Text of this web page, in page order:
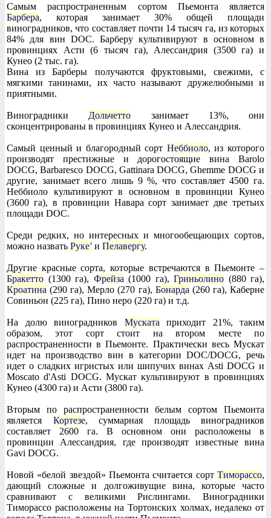
Самым распространенным сортом Пьемонта является
Барбера, которая занимает 30% общей площади
виноградников, что составляет почти 14 тысяч га, из которых
84% для вин DOC. Барберу культивируют в основном в
провинциях Асти (6 тысяч га), Алессандрия (3500 га) и
Кунео (2 тыс. га).
Вина из Барберы получаются фруктовыми, свежими, с
мягкими танинами, их часто называют дружелюбными и
приятными.
Виноградники Дольчетто занимает 13%, они
сконцентрированы в провинциях Кунео и Алессандрия.
Самый ценный и благородный сорт Неббиоло, из которого
производят престижные и дорогостоящие вина Barolo
DOCG, Barbaresco DOCG, Gattinara DOCG, Ghemme DOCG и
другие, занимает всего лишь 9 %, что составляет 4500 га.
Неббиоло культивируют в основном в провинции Кунео
(3600 га), в провинции Навара сорт занимает две третьих
площади DOC.
Среди редких, но интересных и многообещающих сортов,
можно назвать Руке’ и Пелавергу.
Другие красные сорта, которые встречаются в Пьемонте –
Бракетто (1300 га), Фрейза (1000 га), Гриньолино (880 га),
Кроатина (290 га), Мерло (270 га), Бонарда (260 га), Каберне
Совиньон (225 га), Пино неро (220 га) и т.д.
На долю виноградников Муската приходит 21%, таким
образом, этот сорт стоит на втором месте по
распространенности в Пьемонте. Практически весь Мускат
идет на производство вин в категории DOC/DOCG, речь
идет о сладких игристых или шипучих винах Asti DOCG и
Moscato d'Asti DOCG. Мускат культивируют в провинциях
Кунео (4300 га) и Асти (3800 га).
Вторым по распространенности белым сортом Пьемонта
является Кортезе, суммарная площадь виноградников
составляет 2600 га. В основном они расположены в
провинции Алессандрия, где производят известные вина
Gavi DOCG.
Новой «белой звездой» Пьемонта считается сорт Тиморассо,
дающий сложные и долгоживущие вина, которые часто
сравнивают с великими Рислингами. Виноградники
Тиморассо расположены на Тортонских холмах, недалеко от